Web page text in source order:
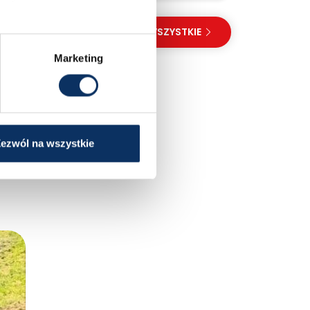
Marketing
na wszystkie
PRZEGLĄDAJ WSZYSTKIE